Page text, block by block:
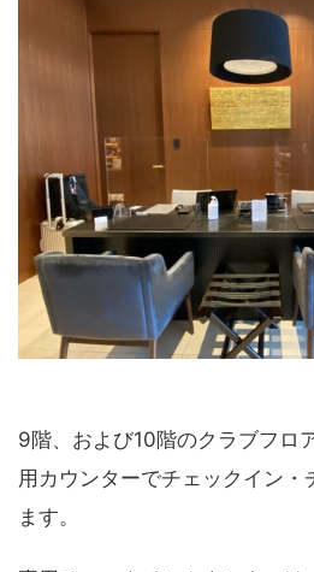
9階、および10階のクラブフロ
用カウンターでチェックイン・
ます。